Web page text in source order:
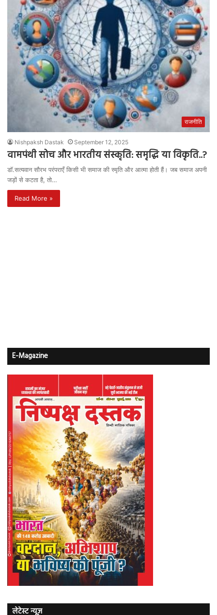
राजनीति
Nishpaksh Dastak September 12, 2025
वामपंथी सोच और भारतीय संस्कृति: समृद्धि या विकृति..?
डॉ.सत्यवान सौरभ परंपराएँ किसी भी समाज की स्मृति और आत्मा होती हैं। जब समाज अपनी
जड़ों से कटता है, तो…
Read More »
E-Magazine
लेटेस्ट न्यूज़